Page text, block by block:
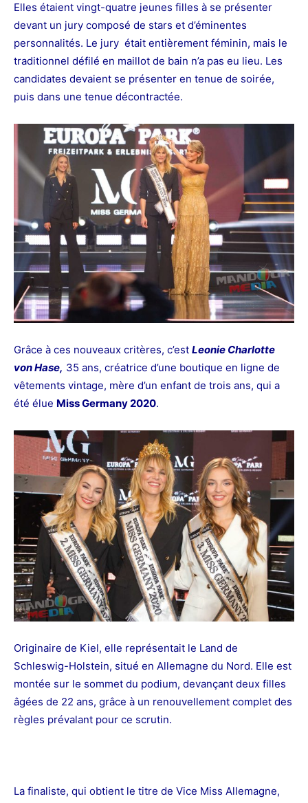
Elles étaient vingt-quatre jeunes filles à se présenter
devant un jury composé de stars et d’éminentes
personnalités. Le jury était entièrement féminin, mais le
traditionnel défilé en maillot de bain n’a pas eu lieu. Les
candidates devaient se présenter en tenue de soirée,
puis dans une tenue décontractée.
Grâce à ces nouveaux critères, c’est Leonie Charlotte
von Hase, 35 ans, créatrice d’une boutique en ligne de
vêtements vintage, mère d’un enfant de trois ans, qui a
été élue Miss Germany 2020.
Originaire de Kiel, elle représentait le Land de
Schleswig-Holstein, situé en Allemagne du Nord. Elle est
montée sur le sommet du podium, devançant deux filles
âgées de 22 ans, grâce à un renouvellement complet des
règles prévalant pour ce scrutin.
La finaliste, qui obtient le titre de Vice Miss Allemagne,